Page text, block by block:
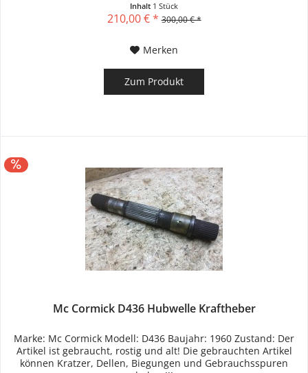
Inhalt 1 Stück
210,00 € * 300,00 € *
Merken
Zum Produkt
Mc Cormick D436 Hubwelle Kraftheber
Marke: Mc Cormick Modell: D436 Baujahr: 1960 Zustand: Der
Artikel ist gebraucht, rostig und alt! Die gebrauchten Artikel
können Kratzer, Dellen, Biegungen und Gebrauchsspuren